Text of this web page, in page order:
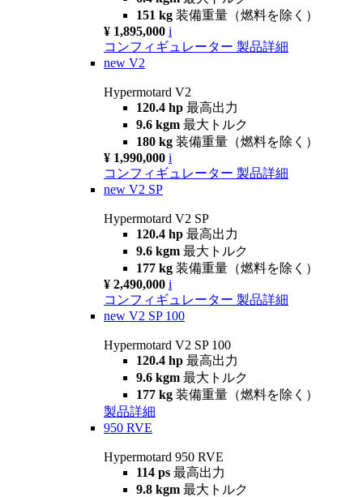
151 kg 装備重量（燃料を除く）
¥ 1,895,000 i
コンフィギュレーター 製品詳細
new V2
Hypermotard V2
120.4 hp 最高出力
9.6 kgm 最大トルク
180 kg 装備重量（燃料を除く）
¥ 1,990,000 i
コンフィギュレーター 製品詳細
new V2 SP
Hypermotard V2 SP
120.4 hp 最高出力
9.6 kgm 最大トルク
177 kg 装備重量（燃料を除く）
¥ 2,490,000 i
コンフィギュレーター 製品詳細
new V2 SP 100
Hypermotard V2 SP 100
120.4 hp 最高出力
9.6 kgm 最大トルク
177 kg 装備重量（燃料を除く）
製品詳細
950 RVE
Hypermotard 950 RVE
114 ps 最高出力
9.8 kgm 最大トルク